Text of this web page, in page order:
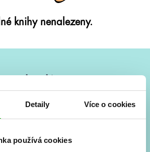
Detaily Více o cookies
používá cookies
knihy nenalezeny.
každý měsíc rovnou do mailu!
adaptace a další.